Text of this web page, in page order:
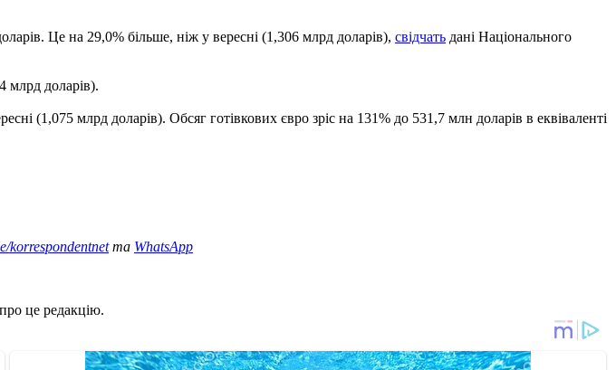
Це на 29,0% більше, ніж у вересні (1,306 млрд доларів), свідчать дані Національного
млрд доларів).
(1,075 млрд доларів). Обсяг готівкових євро зріс на 131% до 531,7 млн доларів в еквіваленті
korrespondentnetта WhatsApp
це редакцію.